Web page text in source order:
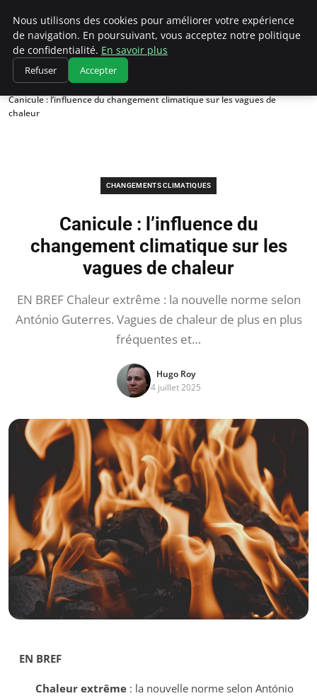
Climatedebtagents
Accueil
Changements climatiques
Canicule : l’influence du changement climatique sur les vagues de
chaleur
CHANGEMENTS CLIMATIQUES
Canicule : l’influence du
changement climatique sur les
vagues de chaleur
EN BREF Chaleur extrême : la nouvelle norme selon
António Guterres. Vagues de chaleur de plus en plus
fréquentes et…
Hugo Roy
4 juillet 2025
EN BREF
Chaleur extrême: la nouvelle norme selon António
Nous utilisons des cookies pour améliorer votre expérience
de navigation. En poursuivant, vous acceptez notre politique
de confidentialité. En savoir plus
Refuser Accepter